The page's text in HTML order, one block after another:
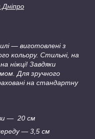
— виготовлені з
кольору. Стильні, на
ніжці! Завдяки
Для зручного
на стандартну
— 20 см
— 3,5 см